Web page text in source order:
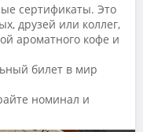
сертификаты. Это
друзей или коллег,
ароматного кофе и
билет в мир
номинал и